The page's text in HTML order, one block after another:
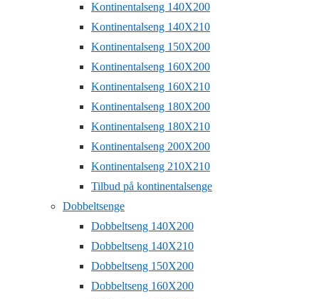
Kontinentalseng 140X200
Kontinentalseng 140X210
Kontinentalseng 150X200
Kontinentalseng 160X200
Kontinentalseng 160X210
Kontinentalseng 180X200
Kontinentalseng 180X210
Kontinentalseng 200X200
Kontinentalseng 210X210
Tilbud på kontinentalsenge
Dobbeltsenge
Dobbeltseng 140X200
Dobbeltseng 140X210
Dobbeltseng 150X200
Dobbeltseng 160X200